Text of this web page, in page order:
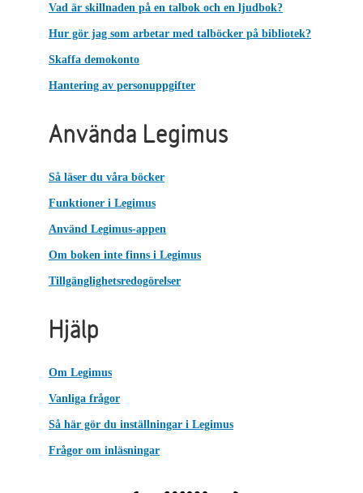
Vad är skillnaden på en talbok och en ljudbok?
Hur gör jag som arbetar med talböcker på bibliotek?
Skaffa demokonto
Hantering av personuppgifter
Använda Legimus
Så läser du våra böcker
Funktioner i Legimus
Använd Legimus-appen
Om boken inte finns i Legimus
Tillgänglighetsredogörelser
Hjälp
Om Legimus
Vanliga frågor
Så här gör du inställningar i Legimus
Frågor om inläsningar